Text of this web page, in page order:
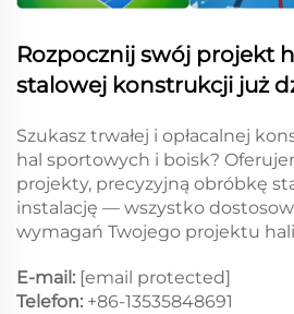
Rozpocznij swój projekt
stalowej konstrukcji już
Szukasz trwałej i opłacalnej
hal sportowych i boisk?
projekty, precyzyjną obróbkę
instalację — wszystko
wymagań Twojego projektu
E-mail: [email protected]
Telefon: +86-13535848691